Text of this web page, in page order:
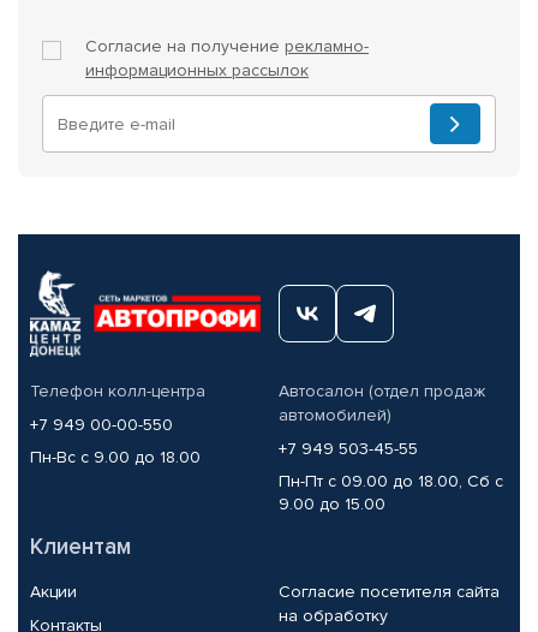
Согласие на получение рекламно-
информационных рассылок
Телефон колл-центра
+7 949 00-00-550
Пн-Вс с 9.00 до 18.00
Автосалон (отдел продаж
автомобилей)
+7 949 503-45-55
Пн-Пт с 09.00 до 18.00, Сб с
9.00 до 15.00
Клиентам
Акции
Контакты
Согласие посетителя сайта
на обработку